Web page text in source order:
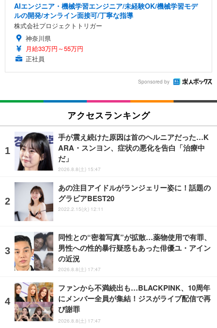
AIエンジニア・機械学習エンジニア/未経験OK/機械学習モデ
ルの開発/オンライン面接可/丁寧な指導
株式会社プロジェクトトリガー
神奈川県
月給33万円～55万円
正社員
Sponsored by
アクセスランキング
手が震え続けた原因は首のヘルニアだった…K
ARA・スンヨン、症状の悪化を告白「治療中
だ」
2026.8.8(土) 15:47
あの注目アイドルがランジェリー姿に！話題の
グラビアBEST20
2022.2.15(火) 12:11
同性との“密着写真”が拡散…薬物使用で有罪、
男性への性的暴行疑惑もあった俳優ユ・アイン
の近況
2026.8.8(土) 17:47
ファンから不満続出も…BLACKPINK、10周年
にメンバー全員が集結！ジスがライブ配信で再
び謝罪
2026.8.8(土) 17:47